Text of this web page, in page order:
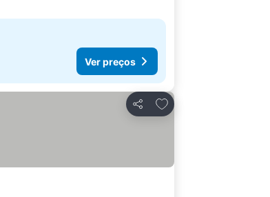
Ver preços
Partilhar
Adicionar aos favoritos